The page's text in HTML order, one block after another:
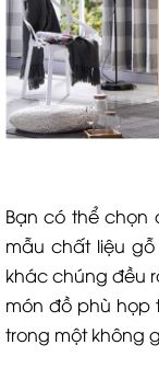
tủ
Bạn có thể chọn
mẫu chất liệu
khác chúng đều
món đồ phù họp
trong một không